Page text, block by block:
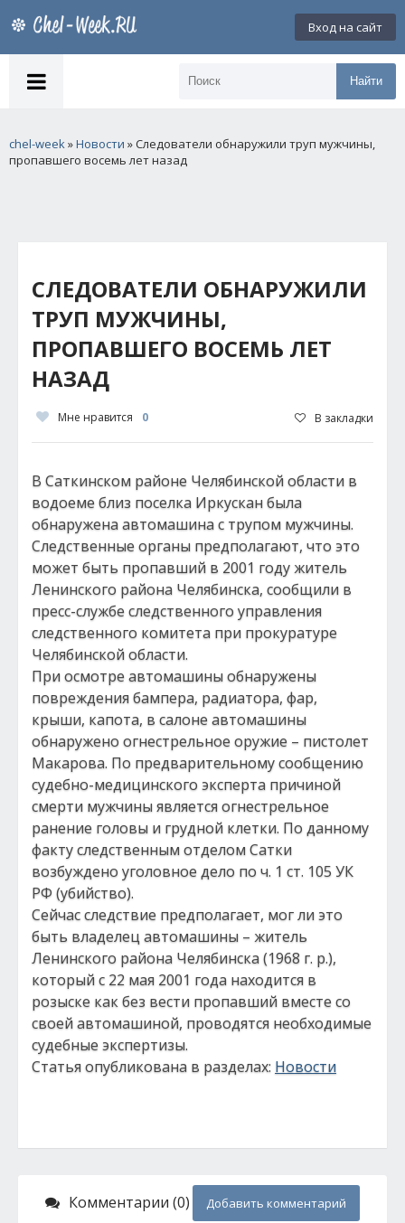
Вход на сайт
Найти
chel-week»Новости » Следователи обнаружили труп мужчины,
пропавшего восемь лет назад
СЛЕДОВАТЕЛИ ОБНАРУЖИЛИ
ТРУП МУЖЧИНЫ,
ПРОПАВШЕГО ВОСЕМЬ ЛЕТ
НАЗАД
Мне нравится 0 В закладки
В Саткинском районе Челябинской области в
водоеме близ поселка Иркускан была
обнаружена автомашина с трупом мужчины.
Следственные органы предполагают, что это
может быть пропавший в 2001 году житель
Ленинского района Челябинска, сообщили в
пресс-службе следственного управления
следственного комитета при прокуратуре
Челябинской области.
При осмотре автомашины обнаружены
повреждения бампера, радиатора, фар,
крыши, капота, в салоне автомашины
обнаружено огнестрельное оружие – пистолет
Макарова. По предварительному сообщению
судебно-медицинского эксперта причиной
смерти мужчины является огнестрельное
ранение головы и грудной клетки. По данному
факту следственным отделом Сатки
возбуждено уголовное дело по ч. 1 ст. 105 УК
РФ (убийство).
Сейчас следствие предполагает, мог ли это
быть владелец автомашины – житель
Ленинского района Челябинска (1968 г. р.),
который с 22 мая 2001 года находится в
розыске как без вести пропавший вместе со
своей автомашиной, проводятся необходимые
судебные экспертизы.
Статья опубликована в разделах: Новости
Комментарии (0) Добавить комментарий